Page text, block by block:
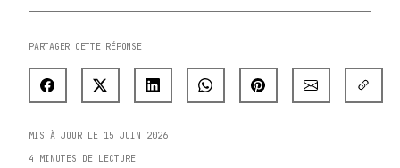
PARTAGER CETTE RÉPONSE
MIS À JOUR LE 15 JUIN 2026
4 MINUTES DE LECTURE